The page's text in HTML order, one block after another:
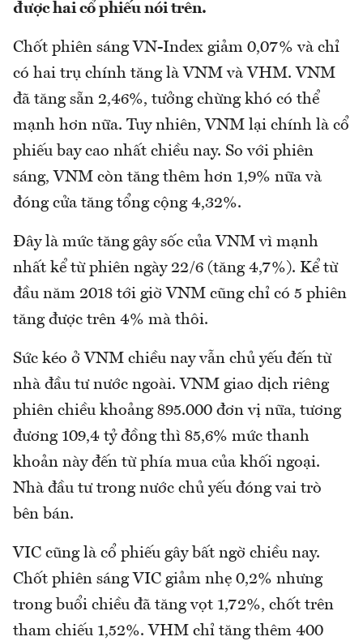
được hai cổ phiếu nói trên.
Chốt phiên sáng VN-Index giảm 0,07% và chỉ
có hai trụ chính tăng là VNM và VHM. VNM
đã tăng sẵn 2,46%, tưởng chừng khó có thể
mạnh hơn nữa. Tuy nhiên, VNM lại chính là cổ
phiếu bay cao nhất chiều nay. So với phiên
sáng, VNM còn tăng thêm hơn 1,9% nữa và
đóng cửa tăng tổng cộng 4,32%.
Đây là mức tăng gây sốc của VNM vì mạnh
nhất kể từ phiên ngày 22/6 (tăng 4,7%). Kể từ
đầu năm 2018 tới giờ VNM cũng chỉ có 5 phiên
tăng được trên 4% mà thôi.
Sức kéo ở VNM chiều nay vẫn chủ yếu đến từ
nhà đầu tư nước ngoài. VNM giao dịch riêng
phiên chiều khoảng 895.000 đơn vị nữa, tương
đương 109,4 tỷ đồng thì 85,6% mức thanh
khoản này đến từ phía mua của khối ngoại.
Nhà đầu tư trong nước chủ yếu đóng vai trò
bên bán.
VIC cũng là cổ phiếu gây bất ngờ chiều nay.
Chốt phiên sáng VIC giảm nhẹ 0,2% nhưng
trong buổi chiều đã tăng vọt 1,72%, chốt trên
tham chiếu 1,52%. VHM chỉ tăng thêm 400